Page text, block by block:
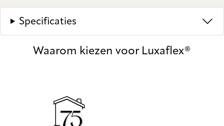
Specificaties
Waarom kiezen voor Luxaflex®